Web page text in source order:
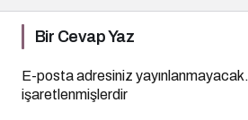
Bir Cevap Yaz
E-posta adresiniz yayınlanmayacak.
işaretlenmişlerdir